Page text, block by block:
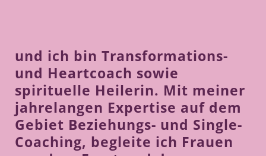
und ich bin Transformations-
und Heartcoach sowie
spirituelle Heilerin. Mit meiner
jahrelangen Expertise auf dem
Gebiet Beziehungs- und Single-
Coaching, begleite ich Frauen